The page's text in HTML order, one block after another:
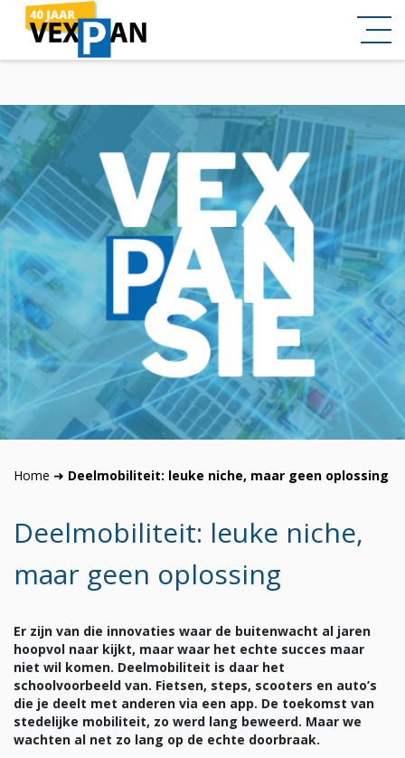
Home ➜ Deelmobiliteit: leuke niche, maar geen oplossing
Deelmobiliteit: leuke niche,
maar geen oplossing
Er zijn van die innovaties waar de buitenwacht al jaren
hoopvol naar kijkt, maar waar het echte succes maar
niet wil komen. Deelmobiliteit is daar het
schoolvoorbeeld van. Fietsen, steps, scooters en auto’s
die je deelt met anderen via een app. De toekomst van
stedelijke mobiliteit, zo werd lang beweerd. Maar we
wachten al net zo lang op de echte doorbraak.